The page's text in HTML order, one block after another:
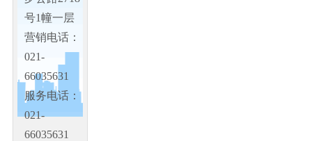
号1幢一层
营销电话：
021-
66035631
服务电话：
021-
66035631